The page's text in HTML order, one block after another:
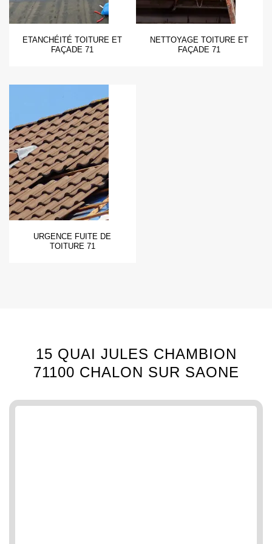
ETANCHÉITÉ TOITURE ET
FAÇADE 71
NETTOYAGE TOITURE ET
FAÇADE 71
URGENCE FUITE DE
TOITURE 71
15 QUAI JULES CHAMBION
71100 CHALON SUR SAONE